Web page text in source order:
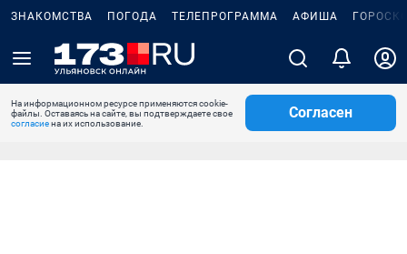
ЗНАКОМСТВА ПОГОДА ТЕЛЕПРОГРАММА АФИША
На информационном ресурсе применяются cookie-
файлы. Оставаясь на сайте, вы подтверждаете свое
согласиена их использование.
Согласен